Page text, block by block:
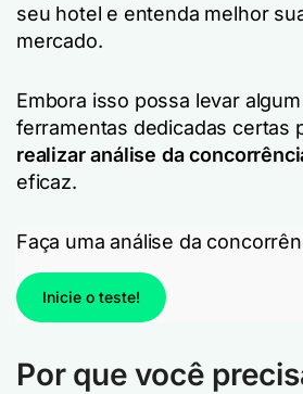
seu hotel e entenda melhor
mercado.
Embora isso possa levar
ferramentas dedicadas certas
realizar análise da
eficaz.
Faça uma análise da
Inicie o teste!
Por que você